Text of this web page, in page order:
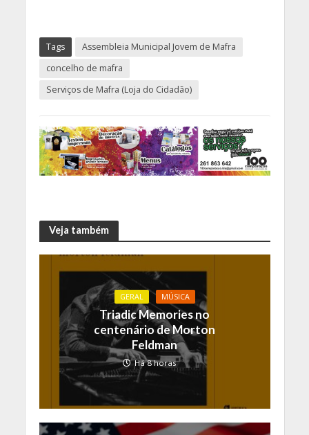
Tags
Assembleia Municipal Jovem de Mafra
concelho de mafra
Serviços de Mafra (Loja do Cidadão)
Veja também
GERAL MÚSICA
Triadic Memories no
centenário de Morton
Feldman
Há 8 horas